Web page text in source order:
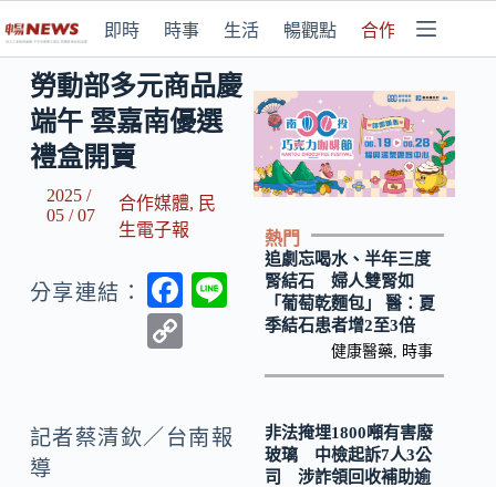
即時 時事 生活 暢觀點 合作媒體
勞動部多元商品慶
端午 雲嘉南優選
禮盒開賣
2025 /
05 / 07
合作媒體, 民
生電子報
分享連結：
F
o
y
記者蔡清欽／台南報
導
熱門
追劇忘喝水、半年三度
腎結石 婦人雙腎如
「葡萄乾麵包」 醫：夏
季結石患者增2至3倍
健康醫藥 時事
非法掩埋1800噸有害廢
玻璃 中檢起訴7人3公
司 涉詐領回收補助逾